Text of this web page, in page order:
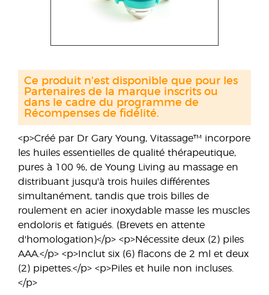
<p>Créé par Dr Gary Young, Vitassage™ incorpore
les huiles essentielles de qualité thérapeutique,
pures à 100 %, de Young Living au massage en
distribuant jusqu'à trois huiles différentes
simultanément, tandis que trois billes de
roulement en acier inoxydable masse les muscles
endoloris et fatigués. (Brevets en attente
d'homologation)</p> <p>Nécessite deux (2) piles
AAA.</p> <p>Inclut six (6) flacons de 2 ml et deux
(2) pipettes.</p> <p>Piles et huile non incluses.
</p>
Ce produit n'est disponible que pour les
Partenaires de la marque inscrits ou
dans le cadre du programme de
Récompenses de fidélité.